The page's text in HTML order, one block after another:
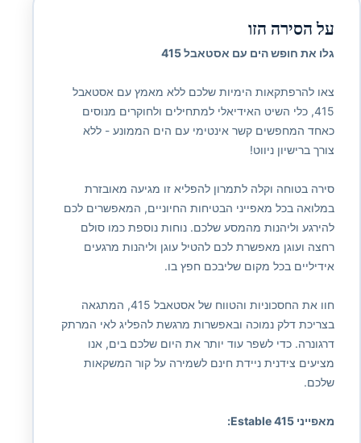
על הסירה הזו
גלו את חופש הים עם אסטאבל 415
צאו להרפתקאות הימיות שלכם ללא מאמץ עם אסטאבל
415, כלי השיט האידיאלי למתחילים ולחוקרים מנוסים
כאחד המחפשים קשר אינטימי עם הים הממונע - ללא
צורך ברישיון ניווט!
סירה בטוחה וקלה לתמרון להפליא זו מגיעה מאובזרת
במלואה בכל מאפייני הבטיחות החיוניים, המאפשרים לכם
להירגע וליהנות מהמסע שלכם. נוחות נוספת כמו סולם
רחצה ועוגן מאפשרת לכם להטיל עוגן וליהנות מרגעים
אידיליים בכל מקום שליבכם חפץ בו.
חוו את החסכוניות והטווח של אסטאבל 415, המתגאה
בצריכת דלק נמוכה ובאפשרות מרגשת להפליג לאי המרתק
דרגונרה. כדי לשפר עוד יותר את היום שלכם בים, אנו
מציעים צידנית ניידת חינם לשמירה על קור המשקאות
שלכם.
מאפייני Estable 415: